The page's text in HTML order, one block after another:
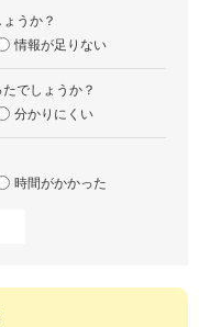
うか？
情報が足りない
でしょうか？
分かりにくい
時間がかかった